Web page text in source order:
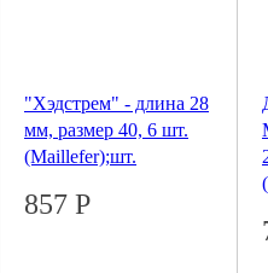
"Хэдстрем" - длина 28
мм, размер 40, 6 шт.
(Maillefer);шт.
857 Р